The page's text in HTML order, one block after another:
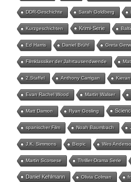
DDR-Geschichte Sarah Goldberg
Kurzgeschichten Krimi-Serie
Ed Harris Daniel Brühl Greta
Filmklassiker der Jahrtausendwende
2.Staffel Anthony Carrigan
Evan Rachel Wood Martin Walser
Matt Damon Ryan Gosling
spanischer Film Noah Baumbach
J.K. Simmons Biopic Wes
Martin Scorsese Thriller-Drama Serie
Daniel Kehlmann Olivia Colman